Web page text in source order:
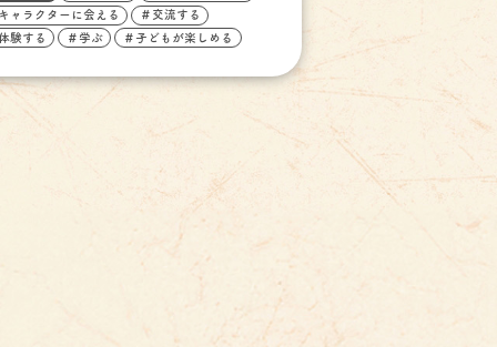
ャラクターに会える ＃交流する
験する ＃学ぶ ＃子どもが楽しめる